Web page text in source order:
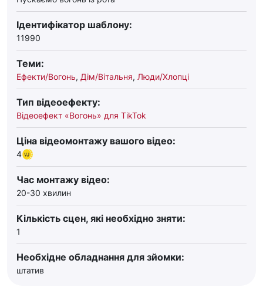
Ідентифікатор шаблону:
11990
Теми:
Ефекти/Вогонь, Дім/Вітальня, Люди/Хлопці
Тип відеоефекту:
Відеоефект «Вогонь» для TikTok
Ціна відеомонтажу вашого відео:
4
Час монтажу відео:
20-30 хвилин
Кількість сцен, які необхідно зняти:
1
Необхідне обладнання для зйомки:
штатив